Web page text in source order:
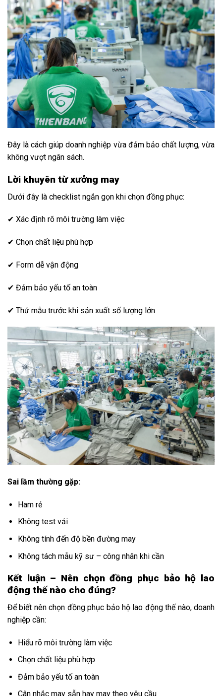
Đây là cách giúp doanh nghiệp vừa đảm bảo chất lượng, vừa
không vượt ngân sách.
Lời khuyên từ xưởng may
Dưới đây là checklist ngắn gọn khi chọn đồng phục:
✔ Xác định rõ môi trường làm việc
✔ Chọn chất liệu phù hợp
✔ Form dễ vận động
✔ Đảm bảo yếu tố an toàn
✔ Thử mẫu trước khi sản xuất số lượng lớn
Sai lầm thường gặp:
Ham rẻ
Không test vải
Không tính đến độ bền đường may
Không tách mẫu kỹ sư – công nhân khi cần
Kết luận – Nên chọn đồng phục bảo hộ lao
động thế nào cho đúng?
Để biết nên chọn đồng phục bảo hộ lao động thế nào, doanh
nghiệp cần:
Hiểu rõ môi trường làm việc
Chọn chất liệu phù hợp
Đảm bảo yếu tố an toàn
Cân nhắc may sẵn hay may theo yêu cầu